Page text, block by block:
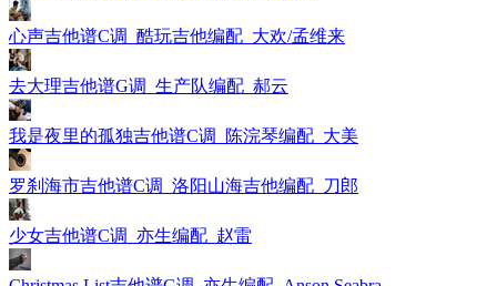
心声吉他谱C调_酷玩吉他编配_大欢/孟维来
去大理吉他谱G调_生产队编配_郝云
我是夜里的孤独吉他谱C调_陈浣琴编配_大美
罗刹海市吉他谱C调_洛阳山海吉他编配_刀郎
少女吉他谱C调_亦生编配_赵雷